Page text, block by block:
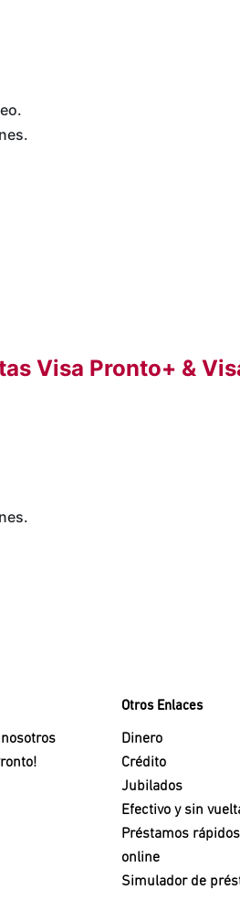
Visa Pronto+ &
nosotros
Otros Enlaces
Dinero
Crédito
Jubilados
Efectivo y sin
Préstamos
online
Simulador de